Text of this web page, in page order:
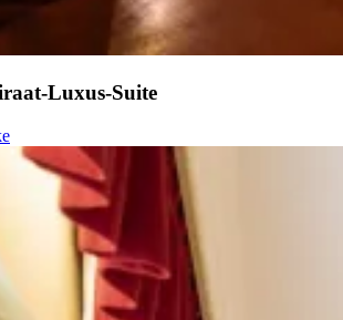
Luxus-Suite